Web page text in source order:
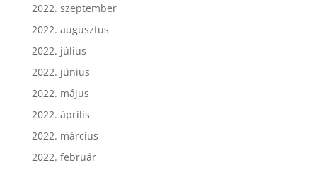
2022. szeptember
2022. augusztus
2022. július
2022. június
2022. május
2022. április
2022. március
2022. február